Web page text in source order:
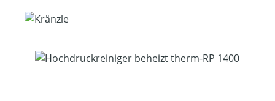
Bildergalerie überspringen